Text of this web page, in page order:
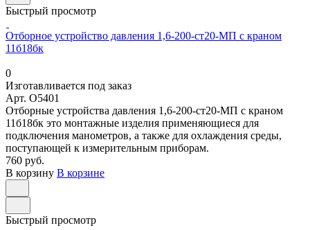
Быстрый просмотр
Отборное устройство давления 1,6-200-ст20-МП с краном
11б18бк
0
Изготавливается под заказ
Арт. O5401
Отборные устройства давления 1,6-200-ст20-МП с краном
11б18бк это монтажные изделия применяющиеся для
подключения манометров, а также для охлаждения среды,
поступающей к измерительным приборам.
760 руб.
В корзину В корзине
Быстрый просмотр